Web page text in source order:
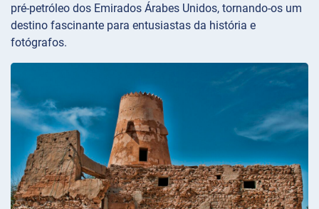
pré-petróleo dos Emirados Árabes Unidos, tornando-os um
destino fascinante para entusiastas da história e
fotógrafos.